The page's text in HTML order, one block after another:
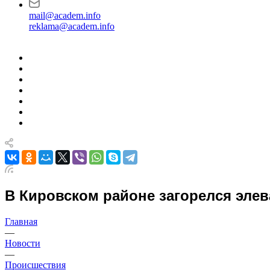
mail@academ.info
reklama@academ.info
В Кировском районе загорелся
Главная
—
Новости
—
Происшествия